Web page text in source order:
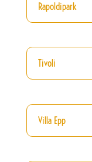
Rapoldipark
Tivoli
Villa Epp